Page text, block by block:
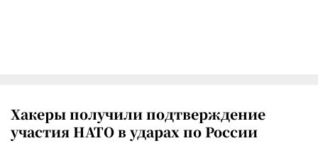
Хакеры получили подтверждение
участия НАТО в ударах по России